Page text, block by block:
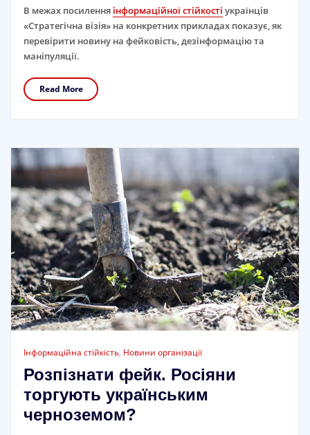
В межах посилення інформаційної стійкості українців
«Стратегічна візія» на конкретних прикладах показує, як
перевірити новину на фейковість, дезінформацію та
маніпуляції.
Read More
Інформаційна стійкість, Новини організації
Розпізнати фейк. Росіяни
торгують українським
черноземом?